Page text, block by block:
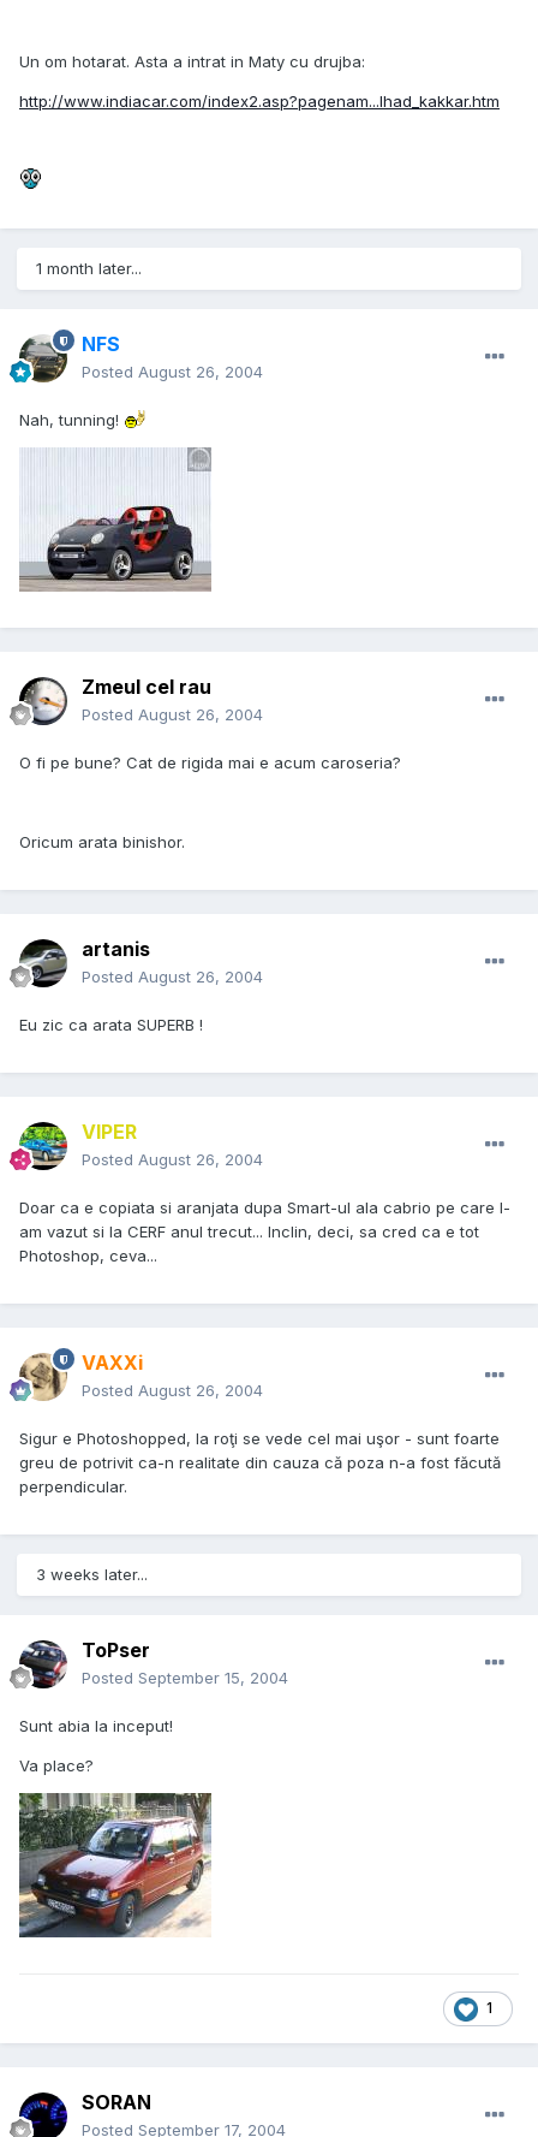
Un om hotarat. Asta a intrat in Maty cu drujba:
http://www.indiacar.com/index2.asp?pagenam...lhad_kakkar.htm
1 month later...
NFS
Posted August 26, 2004
Nah, tunning!
Zmeul cel rau
Posted August 26, 2004
O fi pe bune? Cat de rigida mai e acum caroseria?
Oricum arata binishor.
artanis
Posted August 26, 2004
Eu zic ca arata SUPERB !
VIPER
Posted August 26, 2004
Doar ca e copiata si aranjata dupa Smart-ul ala cabrio pe care l-
am vazut si la CERF anul trecut... Inclin, deci, sa cred ca e tot
Photoshop, ceva...
VAXXi
Posted August 26, 2004
Sigur e Photoshopped, la roţi se vede cel mai uşor - sunt foarte
greu de potrivit ca-n realitate din cauza că poza n-a fost făcută
perpendicular.
3 weeks later...
ToPser
Posted September 15, 2004
Sunt abia la inceput!
Va place?
1
SORAN
Posted September 17, 2004